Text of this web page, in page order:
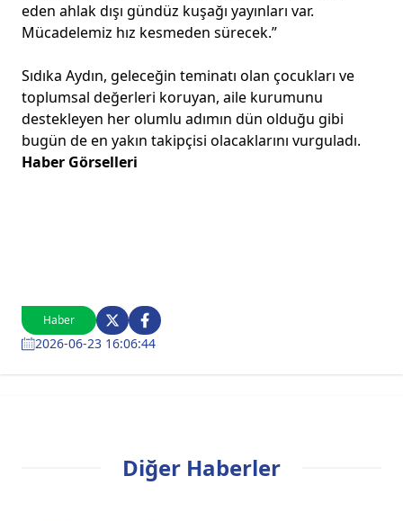
Haber
2026-06-23 16:06:44
eden ahlak dışı gündüz kuşağı yayınları var.
Mücadelemiz hız kesmeden sürecek.”
Sıdıka Aydın, geleceğin teminatı olan çocukları ve
toplumsal değerleri koruyan, aile kurumunu
destekleyen her olumlu adımın dün olduğu gibi
bugün de en yakın takipçisi olacaklarını vurguladı.
Haber Görselleri
Diğer Haberler